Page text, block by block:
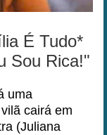
É Tudo*
Sou Rica!"
uma
cairá em
(Juliana